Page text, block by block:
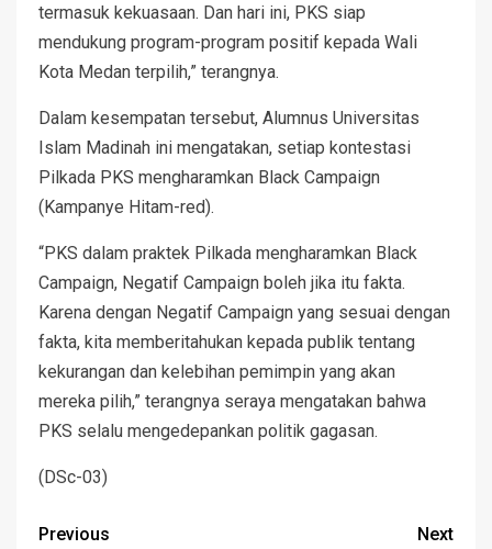
termasuk kekuasaan. Dan hari ini, PKS siap
mendukung program-program positif kepada Wali
Kota Medan terpilih,” terangnya.
Dalam kesempatan tersebut, Alumnus Universitas
Islam Madinah ini mengatakan, setiap kontestasi
Pilkada PKS mengharamkan Black Campaign
(Kampanye Hitam-red).
“PKS dalam praktek Pilkada mengharamkan Black
Campaign, Negatif Campaign boleh jika itu fakta.
Karena dengan Negatif Campaign yang sesuai dengan
fakta, kita memberitahukan kepada publik tentang
kekurangan dan kelebihan pemimpin yang akan
mereka pilih,” terangnya seraya mengatakan bahwa
PKS selalu mengedepankan politik gagasan.
(DSc-03)
Previous
Next